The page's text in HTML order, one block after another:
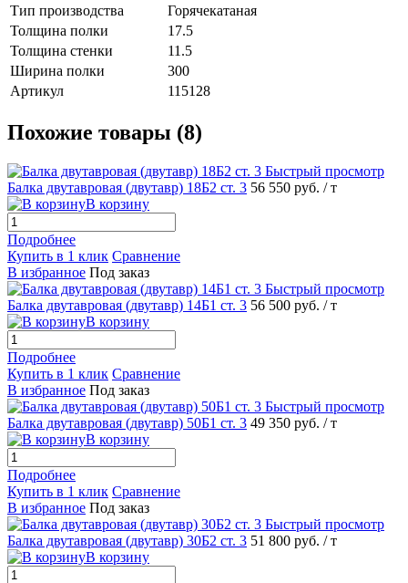
Тип производства
Горячекатаная
Толщина полки
17.5
Толщина стенки
11.5
Ширина полки
300
Артикул
115128
Похожие товары (8)
Быстрый просмотр
Балка двутавровая (двутавр) 18Б2 ст. 3 56 550 руб. / т
В корзину
Подробнее
Купить в 1 клик Сравнение
В избранное Под заказ
Быстрый просмотр
Балка двутавровая (двутавр) 14Б1 ст. 3 56 500 руб. / т
В корзину
Подробнее
Купить в 1 клик Сравнение
В избранное Под заказ
Быстрый просмотр
Балка двутавровая (двутавр) 50Б1 ст. 3 49 350 руб. / т
В корзину
Подробнее
Купить в 1 клик Сравнение
В избранное Под заказ
Быстрый просмотр
Балка двутавровая (двутавр) 30Б2 ст. 3 51 800 руб. / т
В корзину